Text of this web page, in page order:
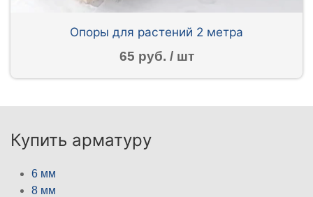
Опоры для растений 2 метра
65 руб. / шт
Купить арматуру
6 мм
8 мм